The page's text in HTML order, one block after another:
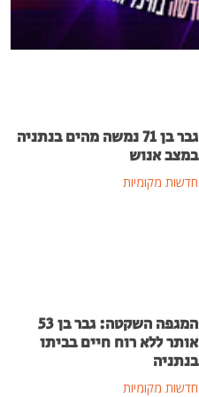
גבר בן 71 נמשה מהים בנתניה
במצב אנוש
חדשות מקומיות
המגפה השקטה: גבר בן 53
אותר ללא רוח חיים בביתו
בנתניה
חדשות מקומיות